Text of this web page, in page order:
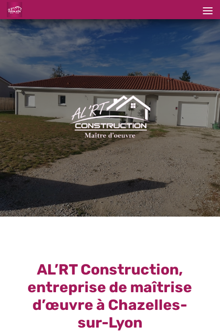
AL’RT Construction,
entreprise de maîtrise
d’œuvre à Chazelles-
sur-Lyon